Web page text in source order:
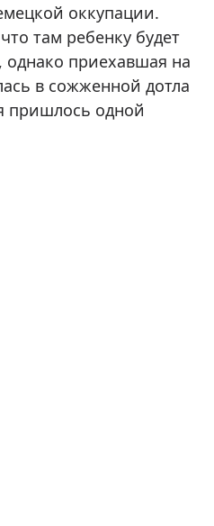
оккупации.
там ребенку будет
однако приехавшая на
в сожженной дотла
пришлось одной